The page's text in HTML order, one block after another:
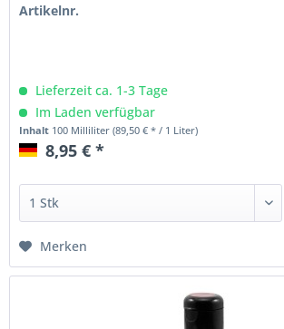
Artikelnr.
Lieferzeit ca. 1-3 Tage
Im Laden verfügbar
Inhalt 100 Milliliter(89,50 € * / 1 Liter)
8,95 € *
Merken